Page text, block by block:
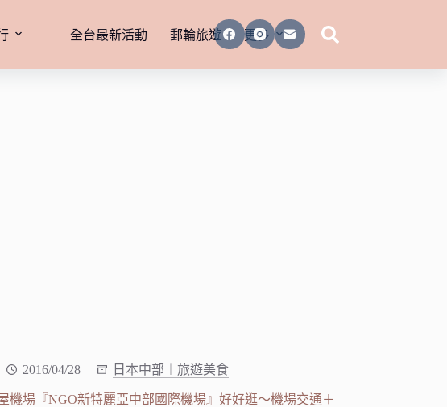
全台最新活動 郵輪旅遊 更多
2016/04/28 日本中部︱旅遊美食
機場『NGO新特麗亞中部國際機場』好好逛～機場交通＋